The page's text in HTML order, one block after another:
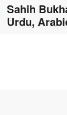
Sahih
Urdu,